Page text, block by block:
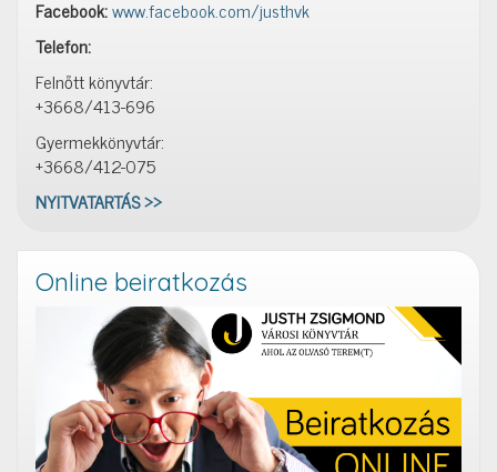
Facebook:www.facebook.com/justhvk
Telefon:
Felnőtt könyvtár:
+3668/413-696
Gyermekkönyvtár:
+3668/412-075
NYITVATARTÁS >>
Online beiratkozás